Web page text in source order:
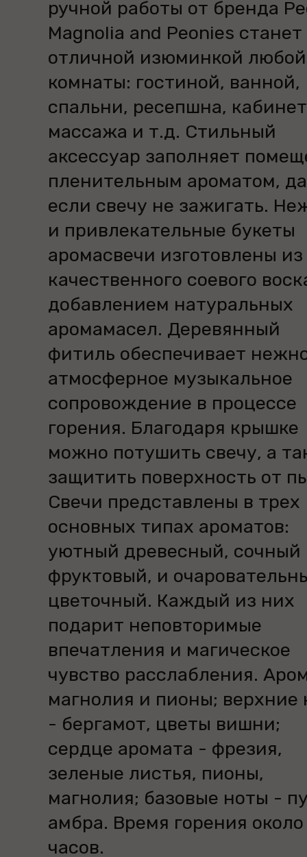
ручной работы от бренда
Magnolia and Peonies станет
отличной изюминкой любой
комнаты: гостиной, ванной,
спальни, ресепшна,
массажа и т.д. Стильный
аксессуар заполняет
пленительным ароматом,
если свечу не зажигать.
и привлекательные букеты
аромасвечи изготовлены из
качественного соевого
добавлением натуральных
аромамасел. Деревянный
фитиль обеспечивает
атмосферное музыкальное
сопровождение в процессе
горения. Благодаря крышке
можно потушить свечу, а
защитить поверхность от
Свечи представлены в трех
основных типах ароматов:
уютный древесный, сочный
фруктовый, и
цветочный. Каждый из них
подарит неповторимые
впечатления и магическое
чувство расслабления.
магнолия и пионы; верхние
- бергамот, цветы вишни;
сердце аромата - фрезия,
зеленые листья, пионы,
магнолия; базовые ноты -
амбра. Время горения
часов.